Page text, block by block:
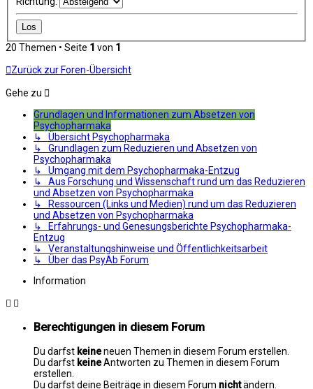
20 Themen • Seite 1 von 1
Zurück zur Foren-Übersicht
Gehe zu
Grundlagen und Informationen zum Absetzen von
Psychopharmaka
↳ Übersicht Psychopharmaka
↳ Grundlagen zum Reduzieren und Absetzen von
Psychopharmaka
↳ Umgang mit dem Psychopharmaka-Entzug
↳ Aus Forschung und Wissenschaft rund um das Reduzieren
und Absetzen von Psychopharmaka
↳ Ressourcen (Links und Medien) rund um das Reduzieren
und Absetzen von Psychopharmaka
↳ Erfahrungs- und Genesungsberichte Psychopharmaka-
Entzug
↳ Veranstaltungshinweise und Öffentlichkeitsarbeit
↳ Über das PsyAb Forum
Information
Berechtigungen in diesem Forum
Du darfst keineneuen Themen in diesem Forum erstellen.
Du darfst keineAntworten zu Themen in diesem Forum
erstellen.
Du darfst deine Beiträge in diesem Forum nichtändern.